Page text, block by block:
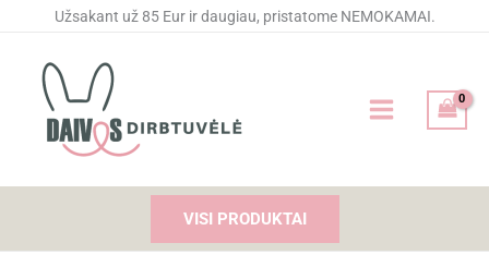
Užsakant už 85 Eur ir daugiau, pristatome NEMOKAMAI.
VISI PRODUKTAI